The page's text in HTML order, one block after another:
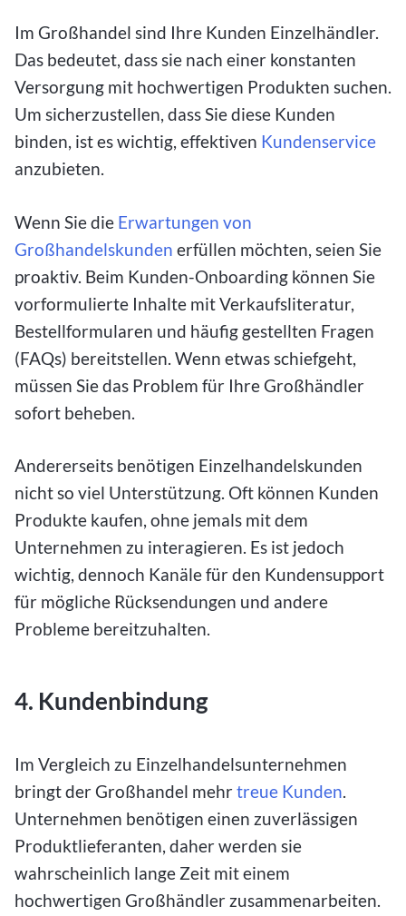
Im Großhandel sind Ihre Kunden Einzelhändler.
Das bedeutet, dass sie nach einer konstanten
Versorgung mit hochwertigen Produkten suchen.
Um sicherzustellen, dass Sie diese Kunden
binden, ist es wichtig, effektiven Kundenservice
anzubieten.
Wenn Sie die Erwartungen von
Großhandelskunden erfüllen möchten, seien Sie
proaktiv. Beim Kunden-Onboarding können Sie
vorformulierte Inhalte mit Verkaufsliteratur,
Bestellformularen und häufig gestellten Fragen
(FAQs) bereitstellen. Wenn etwas schiefgeht,
müssen Sie das Problem für Ihre Großhändler
sofort beheben.
Andererseits benötigen Einzelhandelskunden
nicht so viel Unterstützung. Oft können Kunden
Produkte kaufen, ohne jemals mit dem
Unternehmen zu interagieren. Es ist jedoch
wichtig, dennoch Kanäle für den Kundensupport
für mögliche Rücksendungen und andere
Probleme bereitzuhalten.
4. Kundenbindung
Im Vergleich zu Einzelhandelsunternehmen
bringt der Großhandel mehrtreue Kunden.
Unternehmen benötigen einen zuverlässigen
Produktlieferanten, daher werden sie
wahrscheinlich lange Zeit mit einem
hochwertigen Großhändler zusammenarbeiten.